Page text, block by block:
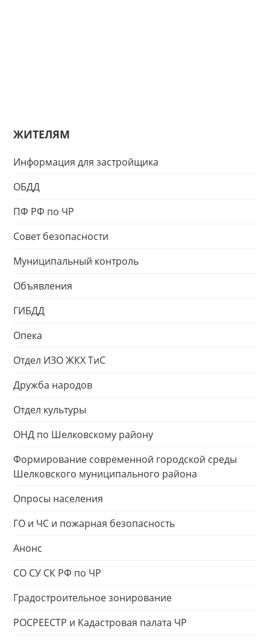
ЖИТЕЛЯМ
Информация для застройщика
ОБДД
ПФ РФ по ЧР
Совет безопасности
Муниципальный контроль
Объявления
ГИБДД
Опека
Отдел ИЗО ЖКХ ТиС
Дружба народов
Отдел культуры
ОНД по Шелковскому району
Формирование современной городской среды
Шелковского муниципального района
Опросы населения
ГО и ЧС и пожарная безопасность
Анонс
СО СУ СК РФ по ЧР
Градостроительное зонирование
РОСРЕЕСТР и Кадастровая палата ЧР